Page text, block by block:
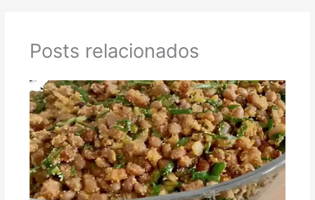
Posts relacionados